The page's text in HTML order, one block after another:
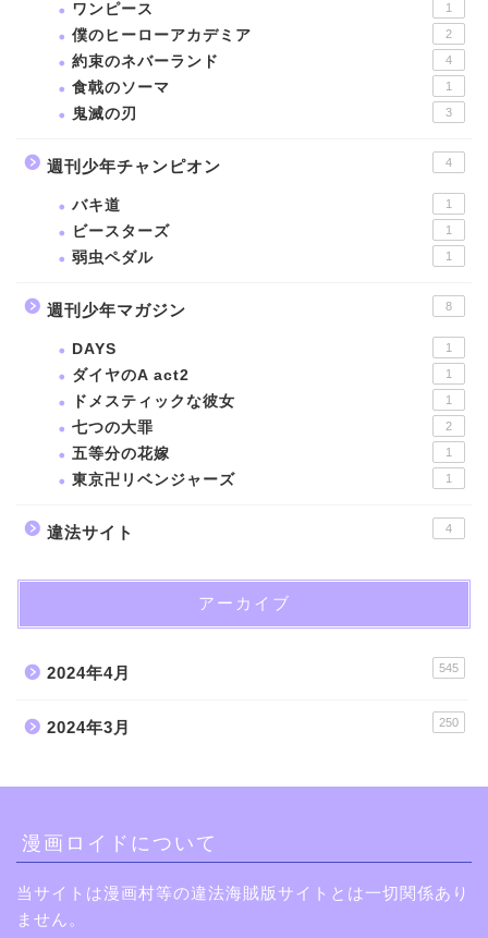
ワンピース 1
僕のヒーローアカデミア 2
約束のネバーランド 4
食戟のソーマ 1
鬼滅の刃 3
週刊少年チャンピオン 4
バキ道 1
ビースターズ 1
弱虫ペダル 1
週刊少年マガジン 8
DAYS 1
ダイヤのA act2 1
ドメスティックな彼女 1
七つの大罪 2
五等分の花嫁 1
東京卍リベンジャーズ 1
違法サイト 4
アーカイブ
2024年4月 545
2024年3月 250
漫画ロイドについて
当サイトは漫画村等の違法海賊版サイトとは一切関係あり
ません。